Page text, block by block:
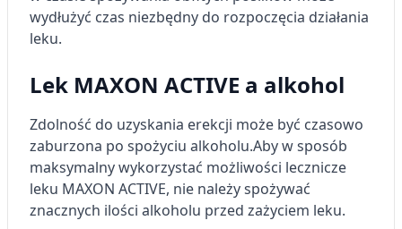
wydłużyć czas niezbędny do rozpoczęcia działania
leku.
Lek MAXON ACTIVE a alkohol
Zdolność do uzyskania erekcji może być czasowo
zaburzona po spożyciu alkoholu.Aby w sposób
maksymalny wykorzystać możliwości lecznicze
leku MAXON ACTIVE, nie należy spożywać
znacznych ilości alkoholu przed zażyciem leku.